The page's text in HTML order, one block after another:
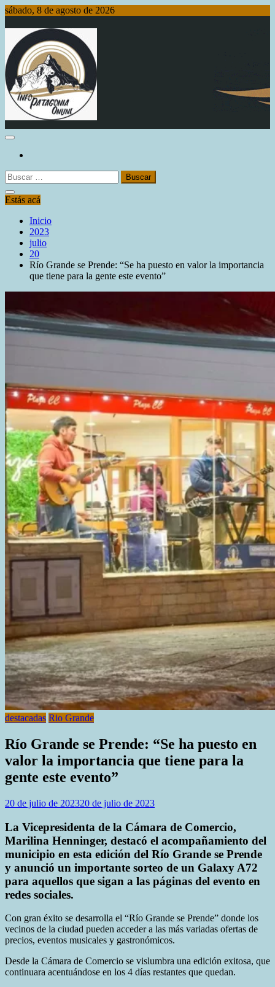
Saltar
contenido
sábado, 8 de agosto de 2026
Info Patagonia Online
Buscar:
Estás acá
Inicio
2023
julio
20
Río Grande se Prende: “Se ha puesto en valor la importancia
que tiene para la gente este evento”
destacadas Rio Grande
Río Grande se Prende: “Se ha puesto en
valor la importancia que tiene para la
gente este evento”
20 de julio de 202320 de julio de 2023
La Vicepresidenta de la Cámara de Comercio,
Marilina Henninger, destacó el acompañamiento del
municipio en esta edición del Río Grande se Prende
y anunció un importante sorteo de un Galaxy A72
para aquellos que sigan a las páginas del evento en
redes sociales.
Con gran éxito se desarrolla el “Río Grande se Prende” donde los
vecinos de la ciudad pueden acceder a las más variadas ofertas de
precios, eventos musicales y gastronómicos.
Desde la Cámara de Comercio se vislumbra una edición exitosa, que
continuara acentuándose en los 4 días restantes que quedan.